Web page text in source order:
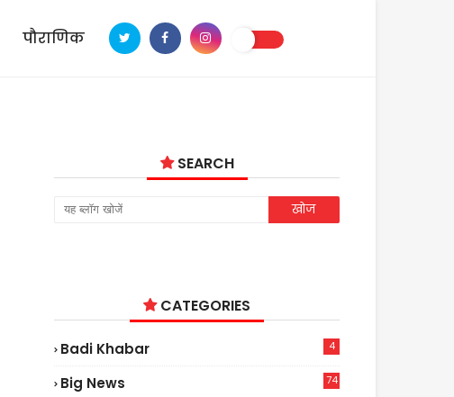
पौराणिक
SEARCH
CATEGORIES
Badi Khabar 4
Big News
74